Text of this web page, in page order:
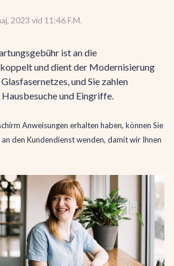
2023 vid 11:46 F.M.
ist an die
und dient der Modernisierung
und Sie zahlen
und Eingriffe.
Anweisungen erhalten haben, können Sie
den Kundendienst wenden, damit wir Ihnen